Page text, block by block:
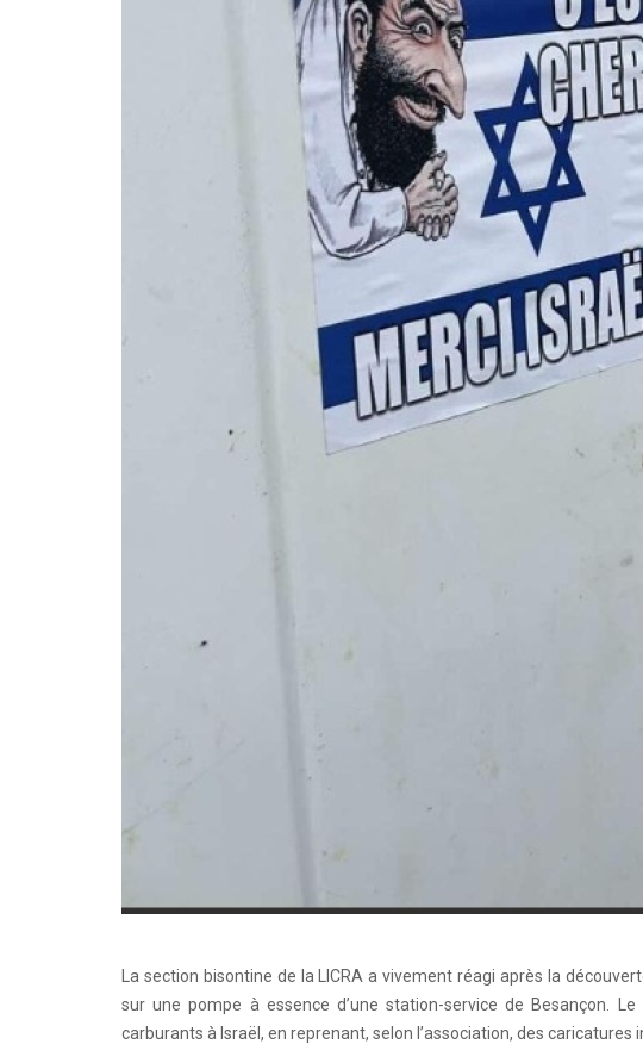
La section bisontine de la LICRA a vivement réagi après la
sur une pompe à essence d’une station-service de Besançon.
carburants à Israël, en reprenant, selon l’association, des caricatures